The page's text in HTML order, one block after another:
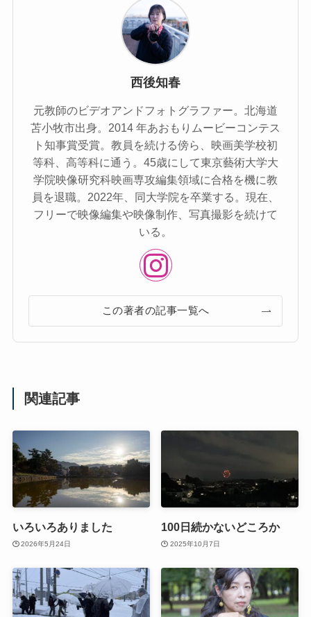
西後知春
元教師のビデオアンドフォトグラファー。北海道
苫⼩牧市出⾝。2014 年あおもりムービーコンテス
ト知事賞受賞。教員を続ける傍ら、映画美学校初
等科、⾼等科に通う。45歳にして東京藝術⼤学⼤
学院映像研究科映画専攻編集領域に合格を機に教
員を退職。2022年、同⼤学院を卒業する。現在、
フリーで映像編集や映像制作、写真撮影を続けて
いる。
この著者の記事一覧へ
関連記事
いろいろありました
2026年5月24日
100日続かないどころか
2025年10月7日